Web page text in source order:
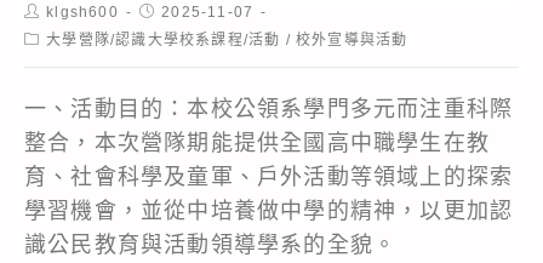
Post
author:
klgsh600
Post
published:
2025-11-07
Post大學營隊/認識大學校系課程/活動 / 校外宣導與活動
一、活動目的：本校公領系學門多元而注重科際
整合，本次營隊期能提供全國高中職學生在教
育、社會科學及童軍、戶外活動等領域上的探索
學習機會，並從中培養做中學的精神，以更加認
識公民教育與活動領導學系的全貌。